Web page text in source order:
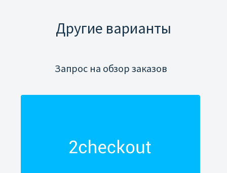
Другие варианты
Запрос на обзор заказов